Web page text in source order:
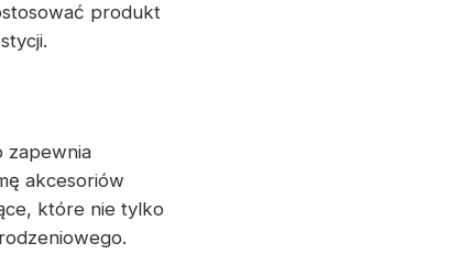
produkt
zapewnia
akcesoriów
które nie tylko